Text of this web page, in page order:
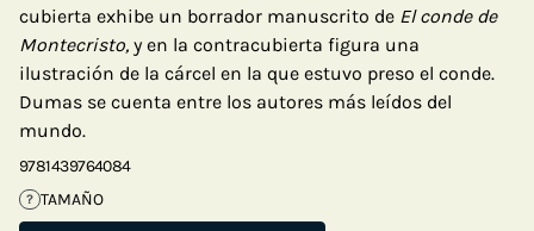
cubierta exhibe un borrador manuscrito de El conde de
Montecristo, y en la contracubierta figura una
ilustración de la cárcel en la que estuvo preso el conde.
Dumas se cuenta entre los autores más leídos del
mundo.
9781439764084
? TAMAÑO